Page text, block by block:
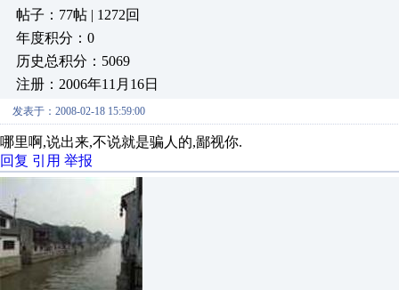
帖子：77帖 | 1272回
年度积分：0
历史总积分：5069
注册：2006年11月16日
发表于：2008-02-18 15:59:00
哪里啊,说出来,不说就是骗人的,鄙视你.
回复 引用 举报